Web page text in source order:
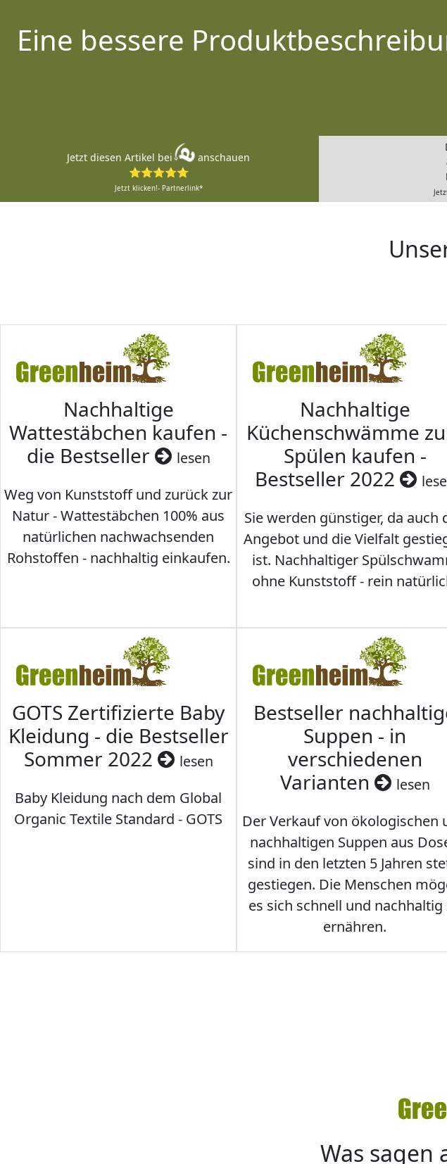
Eine bessere
Jetzt diesen Artikel bei
anschauen
⭐⭐⭐⭐⭐
Jetzt klicken!- Partnerlink*
Nachhaltige
Wattestäbchen kaufen -
die Bestseller
lesen
Weg von Kunststoff und zurück zur
Natur - Wattestäbchen 100% aus
natürlichen nachwachsenden
Rohstoffen - nachhaltig einkaufen.
Nachhaltige
Küchenschwämme
Spülen kaufen -
Bestseller 2022
Sie werden günstiger, da auch
Angebot und die Vielfalt
ist. Nachhaltiger
ohne Kunststoff - rein
GOTS Zertifizierte Baby
Kleidung - die Bestseller
Sommer 2022
lesen
Baby Kleidung nach dem Global
Organic Textile Standard - GOTS
Bestseller
Suppen - in
verschiedenen
Varianten
lesen
Der Verkauf von ökologischen
nachhaltigen Suppen aus
sind in den letzten 5 Jahren
gestiegen. Die Menschen
es sich schnell und nachhaltig
ernähren.
Was sagen